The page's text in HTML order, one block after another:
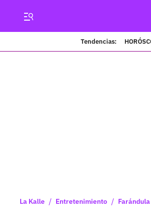
Tendencias:
La Kalle / Entretenimiento / Farándula